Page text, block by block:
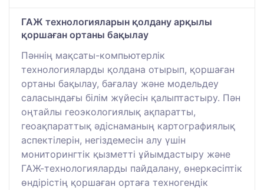
ГАЖ технологияларын қолдану арқылы
қоршаған ортаны бақылау
Пәннің мақсаты-компьютерлік
технологияларды қолдана отырып, қоршаған
ортаны бақылау, бағалау және модельдеу
саласындағы білім жүйесін қалыптастыру. Пән
оңтайлы геоэкологиялық ақпаратты,
геоақпараттық әдіснаманың картографиялық
аспектілерін, негіздемесін алу үшін
мониторингтік қызметті ұйымдастыру және
ГАЖ-технологияларды пайдалану, өнеркәсіптік
өндірістің қоршаған ортаға техногендік